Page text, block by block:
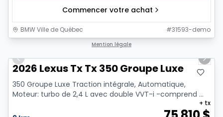
Commencer votre achat
BMW Ville de Québec #31593-demo
Mention légale
Previous slide
Next
2026 Lexus Tx Tx 350 Groupe Luxe
350 Groupe Luxe Traction intégrale, Automatique,
Moteur: turbo de 2,4 L avec double VVT-i -comprend ...
+ tx